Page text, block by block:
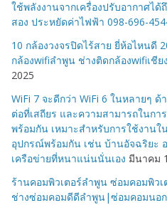
ใช้พลังงานจากเครื่องปรับอากาศไ
สอง ประหยัดค่าไฟฟ้า 098-696-
10 กล้องวงจรปิดไร้สาย ยี่ห้อไหนดี
กล้องwifiลำพูน ช่างติดกล้องwifiเชีย
2025
WiFi 7 จะดีกว่า WiFi 6 ในหลายๆ
ต่อที่เสถียร และความสามารถในก
พร้อมกัน เหมาะสำหรับการใช้งาน
อุปกรณ์พร้อมกัน เช่น บ้านอัจฉริยะ
เครือข่ายที่หนาแน่นนั่นเอง มีนาคม
ร้านคอมพิวเตอร์ลำพูน ซ่อมคอมพิว
ช่างซ่อมคอมดีดีลำพูน|ซ่อมคอมนอ